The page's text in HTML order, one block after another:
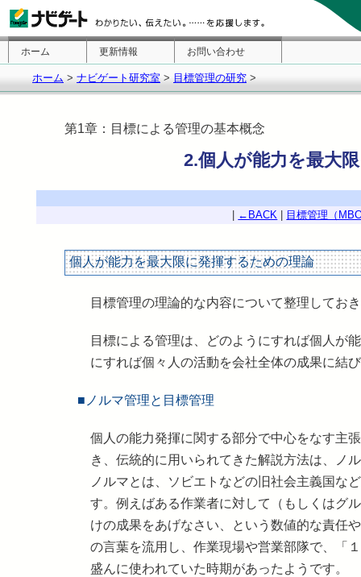
ホーム 更新情報 お問い合わせ
ホーム > ナビゲート研究室 > 目標管理の研究 >
第1章：目標による管理の基本概念
2.個人が能力を最大
←BACK 目標管理（
個人が能力を最大限に発揮するための理論
目標管理の理論的な内容について整理してお
目標による管理は、どのようにすれば個人が
にすれば個々人の活動を会社全体の成果に結
■ノルマ管理と目標管理
個人の能力発揮に関する部分で中心をなす主
き、伝統的に用いられてきた解説方法は、ノ
ノルマとは、ソビエトなどの旧社会主義国な
す。例えばある作業者に対して（もしくはグ
けの成果をあげなさい、という数値的な責任
の言葉を流用し、作業現場や営業部隊で、「
盛んに使われていた時期があったようです。